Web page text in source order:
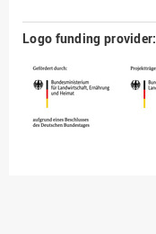
Logo funding provider: